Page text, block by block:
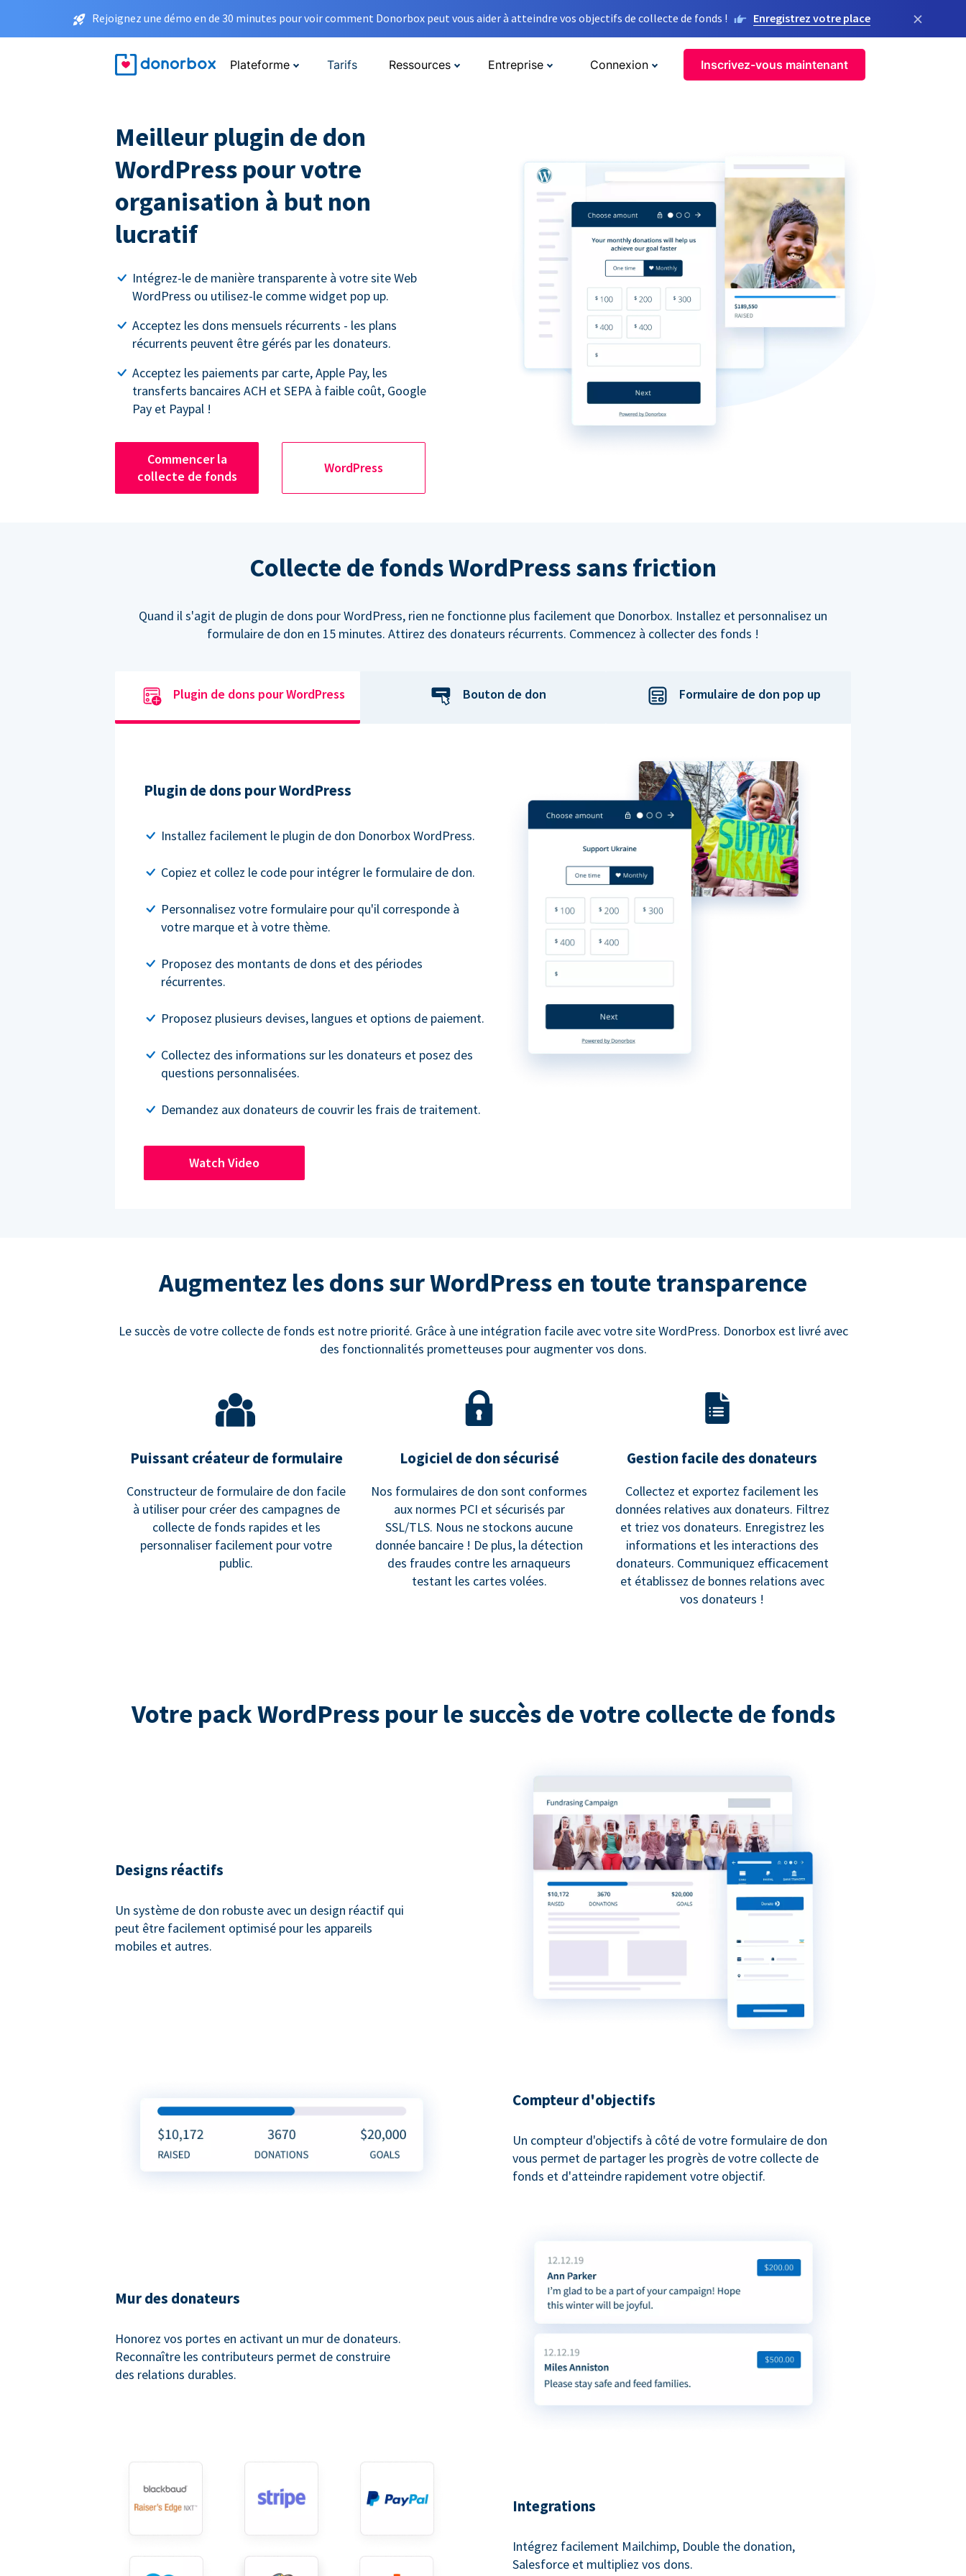
Rejoignez une démo en de 30 minutes pour voir comment Donorbox peut vous aider à atteindre vos objectifs de collecte de fonds ! Enregistrez votre place ×
Plateforme Tarifs Ressources Entreprise Connexion Inscrivez-vous maintenant
Meilleur plugin de don
WordPress pour votre
organisation à but non
lucratif
Intégrez-le de manière transparente à votre site Web
WordPress ou utilisez-le comme widget pop up.
Acceptez les dons mensuels récurrents - les plans
récurrents peuvent être gérés par les donateurs.
Acceptez les paiements par carte, Apple Pay, les
transferts bancaires ACH et SEPA à faible coût, Google
Pay et Paypal !
Commencer la
collecte de fonds
WordPress
Collecte de fonds WordPress sans friction
Quand il s'agit de plugin de dons pour WordPress, rien ne fonctionne plus facilement que Donorbox. Installez et personnalisez un
formulaire de don en 15 minutes. Attirez des donateurs récurrents. Commencez à collecter des fonds !
Plugin de dons pour WordPress Bouton de don Formulaire de don pop up
Plugin de dons pour WordPress
Installez facilement le plugin de don Donorbox WordPress.
Copiez et collez le code pour intégrer le formulaire de don.
Personnalisez votre formulaire pour qu'il corresponde à
votre marque et à votre thème.
Proposez des montants de dons et des périodes
récurrentes.
Proposez plusieurs devises, langues et options de paiement.
Collectez des informations sur les donateurs et posez des
questions personnalisées.
Demandez aux donateurs de couvrir les frais de traitement.
Watch Video
Augmentez les dons sur WordPress en toute transparence
Le succès de votre collecte de fonds est notre priorité. Grâce à une intégration facile avec votre site WordPress. Donorbox est livré avec
des fonctionnalités prometteuses pour augmenter vos dons.
Puissant créateur de formulaire
Constructeur de formulaire de don facile
à utiliser pour créer des campagnes de
collecte de fonds rapides et les
personnaliser facilement pour votre
public.
Logiciel de don sécurisé
Nos formulaires de don sont conformes
aux normes PCI et sécurisés par
SSL/TLS. Nous ne stockons aucune
donnée bancaire ! De plus, la détection
des fraudes contre les arnaqueurs
testant les cartes volées.
Gestion facile des donateurs
Collectez et exportez facilement les
données relatives aux donateurs. Filtrez
et triez vos donateurs. Enregistrez les
informations et les interactions des
donateurs. Communiquez efficacement
et établissez de bonnes relations avec
vos donateurs !
Votre pack WordPress pour le succès de votre collecte de fonds
Designs réactifs
Un système de don robuste avec un design réactif qui
peut être facilement optimisé pour les appareils
mobiles et autres.
Compteur d'objectifs
Un compteur d'objectifs à côté de votre formulaire de don
vous permet de partager les progrès de votre collecte de
fonds et d'atteindre rapidement votre objectif.
Mur des donateurs
Honorez vos portes en activant un mur de donateurs.
Reconnaître les contributeurs permet de construire
des relations durables.
Integrations
Intégrez facilement Mailchimp, Double the donation,
Salesforce et multipliez vos dons.